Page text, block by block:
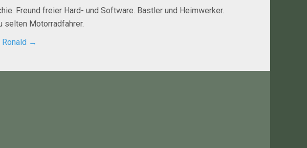
Freund freier Hard- und Software. Bastler und Heimwerker.
selten Motorradfahrer.
→